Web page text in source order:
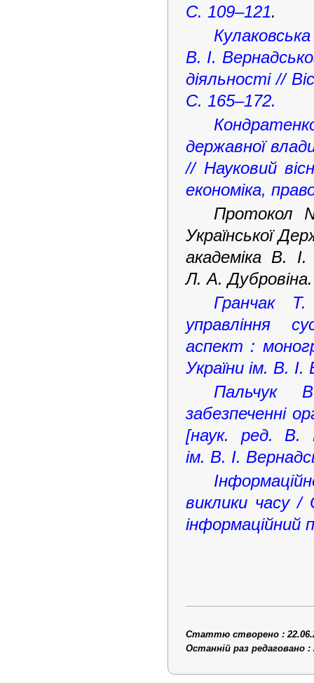
С. 109–121.
В. І.
діяльності //
С. 165–172.
державної
// Науковий
економіка,
Протокол
Української
академіка В.
Л. А.
Гранчак
управління
аспект :
України ім. В.
Пальчук
забезпеченні
[наук. ред. В.
ім. В. І.
виклики часу
інформаційний
Статтю створено :
Останній раз редаговано :